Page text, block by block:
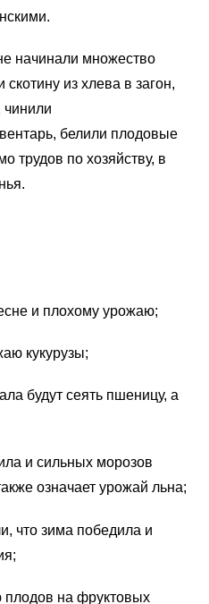
начинали множество
из хлева в загон,
чинили
белили плодовые
трудов по хозяйству, в
и плохому урожаю;
кукурузы;
будут сеять пшеницу, а
и сильных морозов
означает урожай льна;
что зима победила и
плодов на фруктовых